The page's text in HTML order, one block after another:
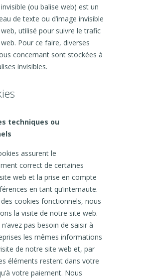
(ou balise web) est un
de texte ou d’image invisible
utilisé pour suivre le trafic
Pour ce faire, diverses
concernant sont stockées à
invisibles.
techniques ou
assurent le
correct de certaines
web et la prise en compte
en tant qu’internaute.
cookies fonctionnels, nous
la visite de notre site web.
pas besoin de saisir à
les mêmes informations
de notre site web et, par
éléments restent dans votre
votre paiement. Nous